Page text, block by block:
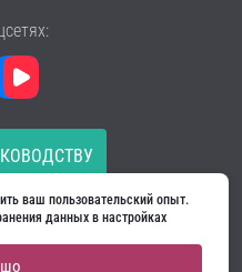
компании
межкомнатные двери
ваш пользовательский опыт.
данных в настройках